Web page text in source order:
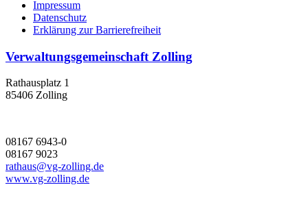
Impressum
Datenschutz
Erklärung zur Barrierefreiheit
Verwaltungsgemeinschaft Zolling
Rathausplatz 1
85406 Zolling
08167 6943-0
08167 9023
rathaus@vg-zolling.de
www.vg-zolling.de